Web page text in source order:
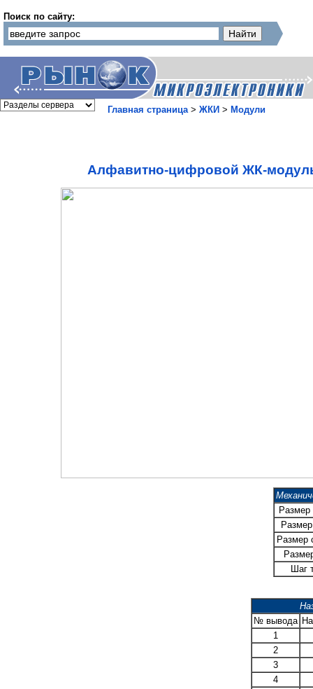
Поиск по сайту:
Главная страница> ЖКИ > Модули
Алфавитно-цифровой ЖК-
Размер
Шаг
№ вывода
1
2
3
4